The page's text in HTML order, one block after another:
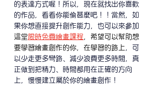
的表達方式喔！所以，現在就找出你喜歡
的作品，看看你能偷甚麼吧！！當然，如
果你想直接提升創作能力，也可以 來參加
這堂 限時免費繪畫課程 ，希望可以幫助想
要學習繪畫創作的你，在學習的路上 ，可
以少走更多彎路、減少浪費更多時間，真
正做到把精力、時間都用在正確的方向
上，慢慢建立屬於你的繪畫創作！